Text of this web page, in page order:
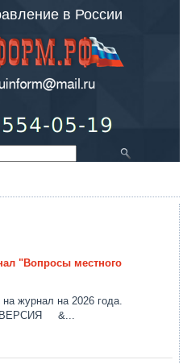
в России
"Вопросы местного
журнал на 2026 года.
ВЕРСИЯ &...